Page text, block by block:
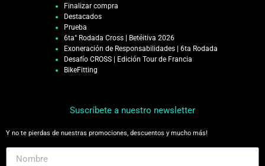
Finalizar compra
Destacados
Prueba
6ta° Rodada Cross | Betéitiva 2026
Exoneración de Responsabilidades | 6ta Rodada
Desafío CROSS | Edición Tour de Francia
BikeFitting
Suscríbete a nuestro newsletter
Y no te pierdas de nuestras promociones, descuentos y mucho más!